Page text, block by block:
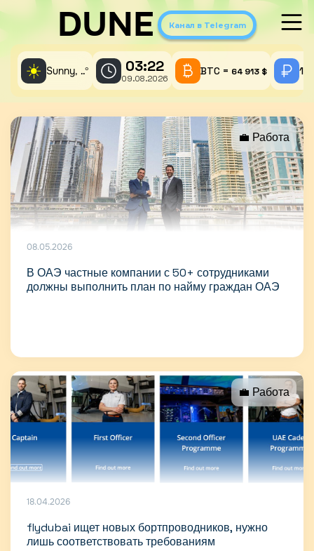
DUNE Канал в Telegram
☀️ Sunny, ..° 03:22
09.08.2026
BTC = 64 913 $ 1
💼 Работа
08.05.2026
В ОАЭ частные компании с 50+ сотрудниками
должны выполнить план по найму граждан ОАЭ
💼 Работа
18.04.2026
flydubai ищет новых бортпроводников, нужно
лишь соответствовать требованиям